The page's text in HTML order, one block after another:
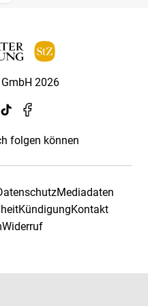
2026
folgen können
Mediadaten
KündigungKontakt
Widerruf